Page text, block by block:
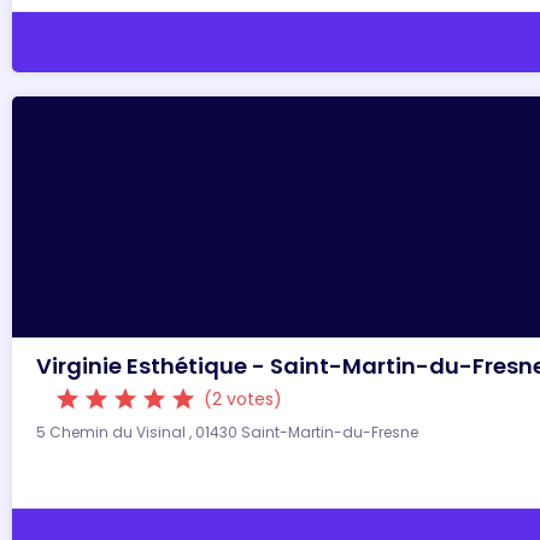
Virginie Esthétique - Saint-Martin-du-
star star star star star (2 votes)
5 Chemin du Visinal , 01430 Saint-Martin-du-Fresne